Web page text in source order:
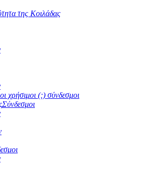
της Κοιλάδας
χρήσιμοι (;) σύνδεσμοι
Σύνδεσμοι